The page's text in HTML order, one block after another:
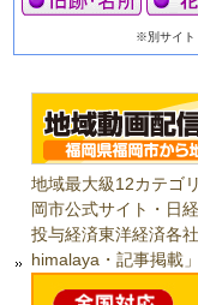
※別サイト
地域最大級12カテゴ
岡市公式サイト・日
投与経済東洋経済各
himalaya・記事掲載